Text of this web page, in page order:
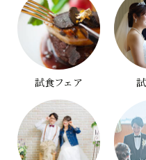
試食フェア